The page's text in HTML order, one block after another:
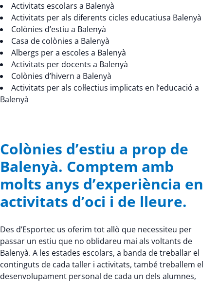
Activitats escolars a Balenyà
Activitats per als diferents cicles educatiusa Balenyà
Colònies d’estiu a Balenyà
Casa de colònies a Balenyà
Albergs per a escoles a Balenyà
Activitats per docents a Balenyà
Colònies d’hivern a Balenyà
Activitats per als col·lectius implicats en l’educació a
Balenyà
Colònies d’estiu a prop de
Balenyà. Comptem amb
molts anys d’experiència en
activitats d’oci i de lleure.
Des d’Esportec us oferim tot allò que necessiteu per
passar un estiu que no oblidareu mai als voltants de
Balenyà. A les estades escolars, a banda de treballar el
continguts de cada taller i activitats, també treballem el
desenvolupament personal de cada un dels alumnes,